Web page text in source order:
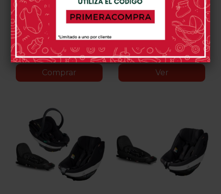
0 opinión(es)
Comprar
BlackAnthracite
Mesh
Dark
Grey
Melange
0 opinión(es)
Ver